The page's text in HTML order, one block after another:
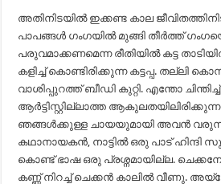
അതിനിടയിൽ ഇക്കണ്ട കാല
പാപങ്ങൾ ഗംഗയിൽ മുങ്ങി തീർത്ത്
പരുവമാക്കണമെന്ന രീതിയിൽ കട്ട താടിയിൽ
കളിച്ച് കൊണ്ടിരിക്കുന്ന കട്ടപ്പ. തല്ലി
വാശിപ്പുറത്ത് ബീഡി കുറ്റി. എന്തോ
ആർട്ടിസ്റ്റില്ലാത്ത
ഞങ്ങൾക്കുള്ള ചായയുമായി അവൻ
കഥാനായകൻ, നാട്ടിൽ ഒരു പാട്
കൊണ്ട് ഭാഷ ഒരു പ്രശ്നമായില്ല.
കണ്ണ് നിറച്ച് ചെക്കൻ കാലിൽ വീണു.